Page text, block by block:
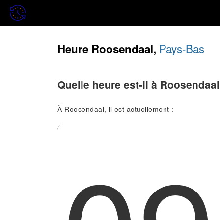
Heure Roosendaal, Pays-Bas
Quelle heure est-il à
À Roosendaal, il est actuellement :